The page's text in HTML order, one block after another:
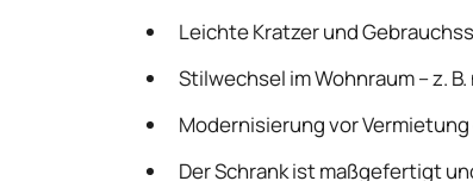
Leichte Kratzer und
Stilwechsel im Wohnraum – z.
Modernisierung vor
Der Schrank ist maßgefertigt